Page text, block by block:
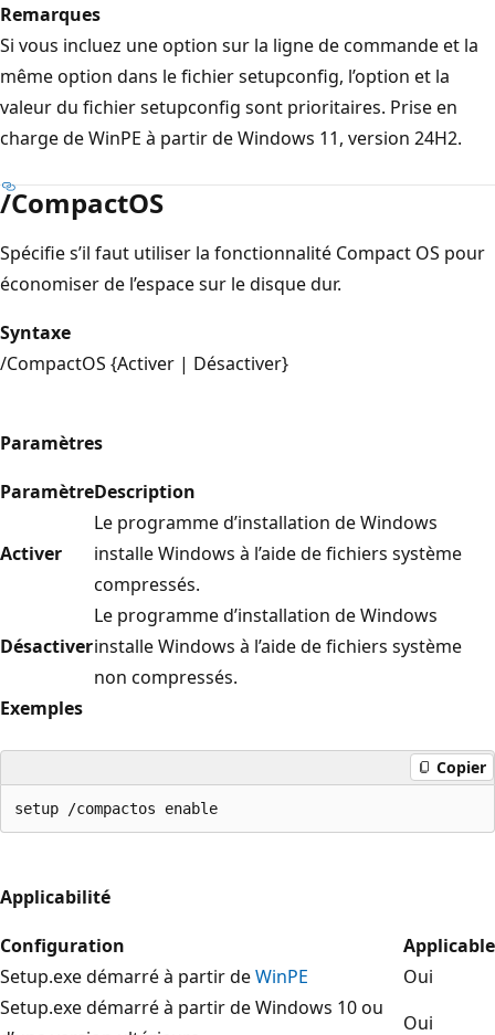
Remarques
Si vous incluez une option sur la ligne de commande et la
même option dans le fichier setupconfig, l’option et la
valeur du fichier setupconfig sont prioritaires. Prise en
charge de WinPE à partir de Windows 11, version 24H2.
/CompactOS
Spécifie s’il faut utiliser la fonctionnalité Compact OS pour
économiser de l’espace sur le disque dur.
Syntaxe
/CompactOS {Activer | Désactiver}
Paramètres
ParamètreDescription
Activer
Le programme d’installation de Windows
installe Windows à l’aide de fichiers système
compressés.
Désactiver
Le programme d’installation de Windows
installe Windows à l’aide de fichiers système
non compressés.
Exemples
Copier
Applicabilité
Configuration
Applicable
Setup.exe démarré à partir deWinPE
Oui
Setup.exe démarré à partir de Windows 10 ou
Oui